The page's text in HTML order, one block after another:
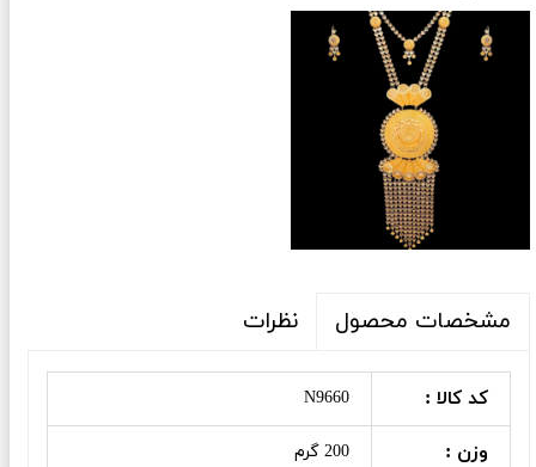
مشخصات محصول نظرات
کد کالا : N9660
وزن : 200 گرم